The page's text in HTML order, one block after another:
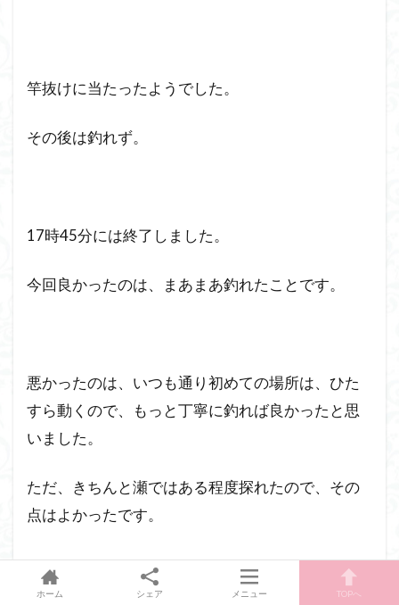
竿抜けに当たったようでした。
その後は釣れず。
17時45分には終了しました。
今回良かったのは、まあまあ釣れたことです。
悪かったのは、いつも通り初めての場所は、ひた
すら動くので、もっと丁寧に釣れば良かったと思
いました。
ただ、きちんと瀬ではある程度探れたので、その
点はよかったです。
ホーム シェア メニュー TOPへ